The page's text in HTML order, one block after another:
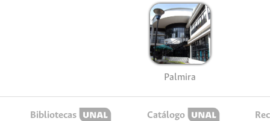
Palmira
Bibliotecas Catálogo